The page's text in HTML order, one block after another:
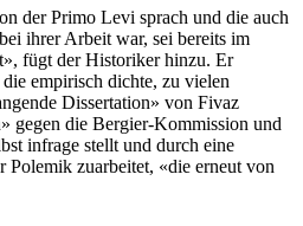
der Primo Levi sprach und die auch
ihrer Arbeit war, sei bereits im
fügt der Historiker hinzu. Er
die empirisch dichte, zu vielen
Dissertation» von Fivaz
gegen die Bergier-Kommission und
infrage stellt und durch eine
Polemik zuarbeitet, «die erneut von